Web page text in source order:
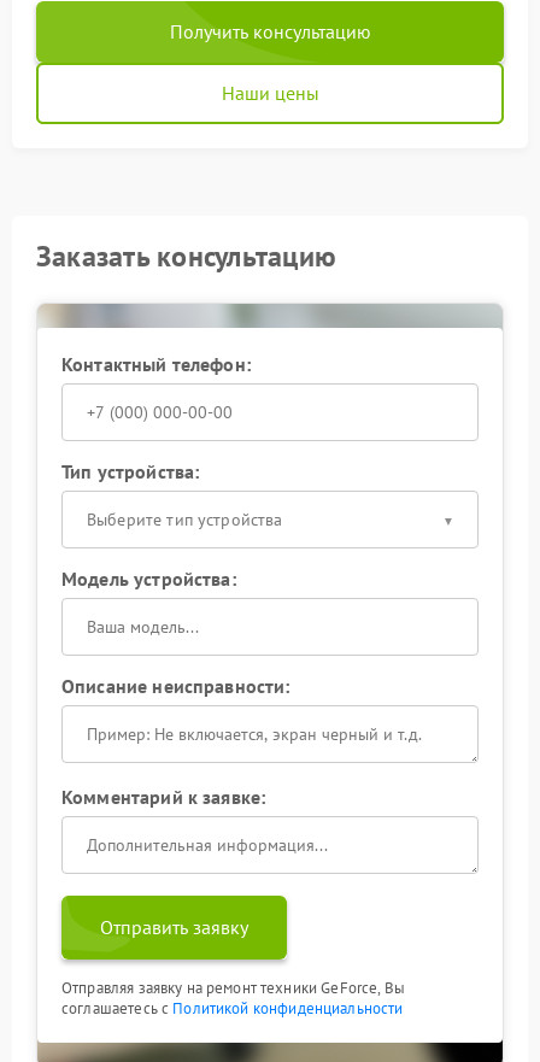
Получить консультацию
Наши цены
Заказать консультацию
Контактный телефон:
Тип устройства:
Выберите тип устройства
Модель устройства:
Описание неисправности:
Комментарий к заявке:
Отправить заявку
Отправляя заявку на ремонт техники GeForce, Вы
соглашаетесь с Политикой конфиденциальности